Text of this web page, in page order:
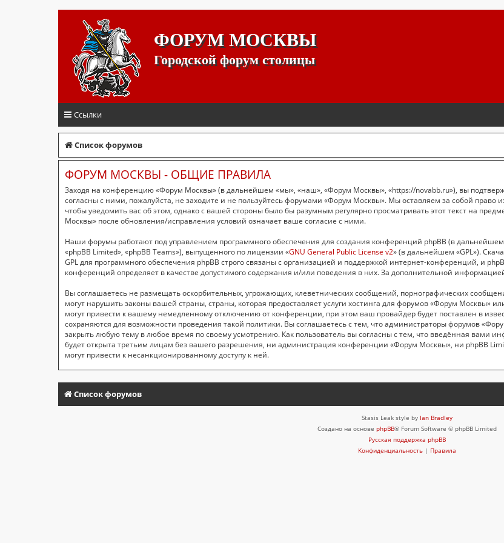
ФОРУМ МОСКВЫ
Городской форум столицы
Ссылки
Список форумов
ФОРУМ МОСКВЫ - ОБЩИЕ ПРАВИЛА
Заходя на конференцию «Форум Москвы» (в дальнейшем «мы», «наш», «Форум Москвы», «https://novabb.ru»), вы
согласны с ними, пожалуйста, не заходите и не пользуйтесь форумами «Форум Москвы». Мы оставляем за собой право
чтобы уведомить вас об этом, однако с вашей стороны было бы разумным регулярно просматривать этот текст на
Москвы» после обновления/исправления условий означает ваше согласие с ними.
Наши форумы работают под управлением программного обеспечения для создания конференций phpBB (в дальнейшем
«phpBB Limited», «phpBB Teams»), выпущенного по лицензии «GNU General Public License v2» (в дальнейшем «GPL»).
GPL для программного обеспечения phpBB строго связаны с организацией и поддержкой интернет-конференций, и
конференций определяет в качестве допустимого содержания и/или поведения в них. За дополнительной
Вы соглашаетесь не размещать оскорбительных, угрожающих, клеветнических сообщений, порнографических
могут нарушить законы вашей страны, страны, которая предоставляет услуги хостинга для форумов «Форум
могут привести к вашему немедленному отключению от конференции, при этом ваш провайдер будет поставлен в
сохраняются для возможности проведения такой политики. Вы соглашаетесь с тем, что администраторы форумов
закрыть любую тему в любое время по своему усмотрению. Как пользователь вы согласны с тем, что введённая вами
будет открыта третьим лицам без вашего разрешения, ни администрация конференции «Форум Москвы», ни phpBB
могут привести к несанкционированному доступу к ней.
Список форумов
Stasis Leak style by Ian Bradley
Создано на основе phpBB® Forum Software © phpBB Limited
Русская поддержка phpBB
Конфиденциальность | Правила